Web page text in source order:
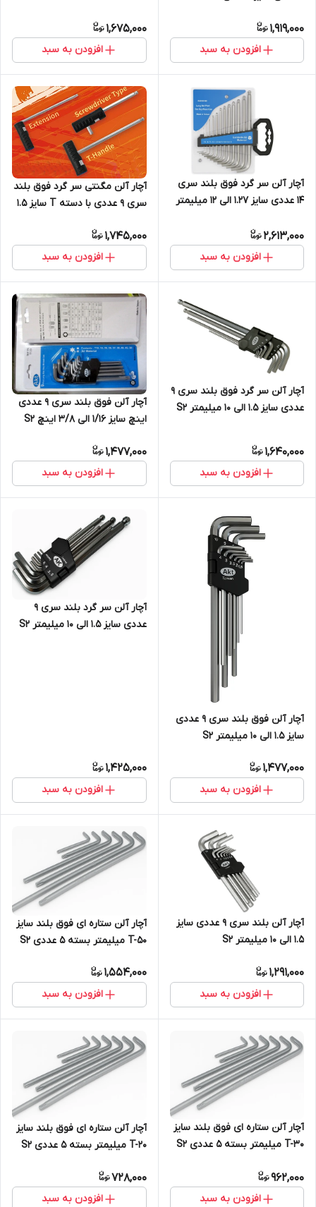
1,919,000
افزودن به سبد
1,675,000
افزودن به سبد
آچار آلن سر گرد فوق بلند سری
14 عددی سایز 1.27 الی 12 میلیمتر
2,613,000
افزودن به سبد
آچار آلن مگنتی سر گرد فوق بلند
سری 9 عددی با دسته T سایز 1.5
1,745,000
افزودن به سبد
آچار آلن سر گرد فوق بلند سری 9
عددی سایز 1.5 الی 10 میلیمتر S2
1,640,000
افزودن به سبد
آچار آلن فوق بلند سری 9 عددی
اینچ سایز 1/16 الی 3/8 اینچ S2
1,477,000
افزودن به سبد
آچار آلن فوق بلند سری 9 عددی
سایز 1.5 الی 10 میلیمتر S2
1,477,000
افزودن به سبد
آچار آلن سر گرد بلند سری 9
عددی سایز 1.5 الی 10 میلیمتر S2
1,425,000
افزودن به سبد
آچار آلن بلند سری 9 عددی سایز
1.5 الی 10 میلیمتر S2
1,291,000
افزودن به سبد
آچار آلن ستاره ای فوق بلند سایز
T-50 میلیمتر بسته 5 عددی S2
1,554,000
افزودن به سبد
آچار آلن ستاره ای فوق بلند سایز
T-30 میلیمتر بسته 5 عددی S2
962,000
افزودن به سبد
آچار آلن ستاره ای فوق بلند سایز
T-20 میلیمتر بسته 5 عددی S2
728,000
افزودن به سبد